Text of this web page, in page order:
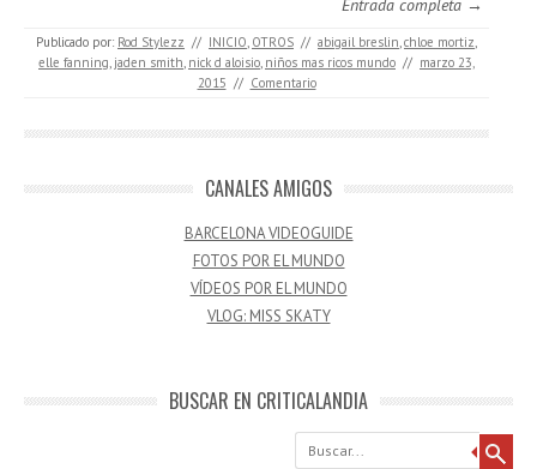
Entrada completa →
Publicado por: Rod Stylezz // INICIO, OTROS // abigail breslin,chloe mortiz,
elle fanning, jaden smith, nick d aloisio, niños mas ricos mundo // marzo 23,
2015 // Comentario
CANALES AMIGOS
BARCELONA VIDEOGUIDE
FOTOS POR EL MUNDO
VÍDEOS POR EL MUNDO
VLOG: MISS SKATY
BUSCAR EN CRITICALANDIA
Buscar